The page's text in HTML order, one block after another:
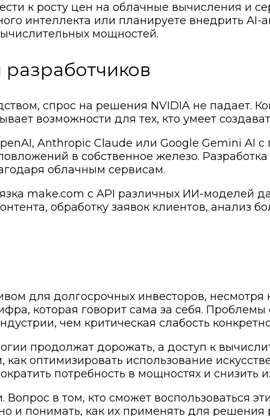
к росту цен на облачные вычисления и
интеллекта или планируете внедрить
мощностей.
спрос на решения NVIDIA не падает.
возможности для тех, кто умеет
Anthropic Claude или Google Gemini AI
в собственное железо.
облачным сервисам.
make.com с API различных ИИ-моделей
обработку заявок клиентов,
для долгосрочных инвесторов,
которая говорит сама за себя.
чем критическая слабость
продолжат дорожать, а доступ к
оптимизировать использование
потребность в мощностях и снизить
в том, кто сможет воспользоваться
и понимать, как их применять для решения